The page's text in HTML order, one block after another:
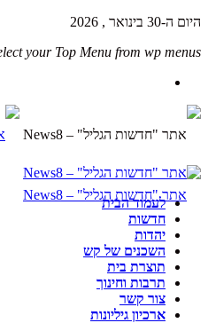
היום ה-30 בינואר , 2026
your Top Menu from wp menus
לעמוד הבית
חדשות
יהדות
השכנים של קש
תוצרת בית
תרבות וחינוך
צור קשר
ארכיון גיליונות